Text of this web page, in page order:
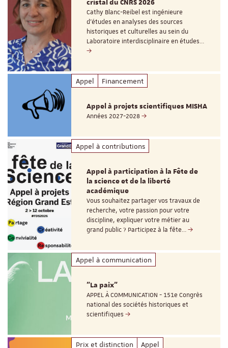
cristal du CNRS 2026
Cathy Blanc-Reibel est ingénieure
d’études en analyses des sources
historiques et culturelles au sein du
Laboratoire interdisciplinaire en études…
Appel Financement
Appel à projets scientifiques MISHA
Années 2027-2028
Appel à contributions
Appel à participation à la Fête de
la science et de la liberté
académique
Vous souhaitez partager vos travaux de
recherche, votre passion pour votre
discipline, expliquer votre métier au
grand public ? Participez à la fête…
Appel à communication
"La paix"
APPEL À COMMUNICATION - 151e Congrès
national des sociétés historiques et
scientifiques
Prix et distinction Appel